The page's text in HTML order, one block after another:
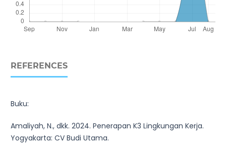
REFERENCES
Buku:
Amaliyah, N., dkk. 2024. Penerapan K3 Lingkungan Kerja.
Yogyakarta: CV Budi Utama.